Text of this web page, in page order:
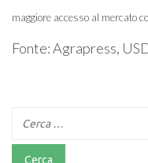
maggiore accesso al mercato
Fonte: Agrapress,